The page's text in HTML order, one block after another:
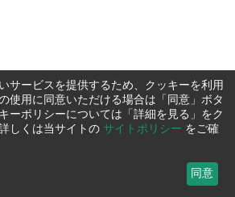
サービスを提供するため、クッキーを利用
使用に同意いただける場合は「同意」ボタ
ーポリシーについては「詳細を見る」をク
しくは当サイトの サイトポリシー をご確
同意